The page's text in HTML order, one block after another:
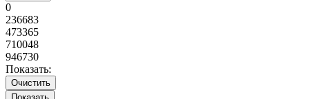
0
236683
473365
710048
946730
Показать:
Очистить